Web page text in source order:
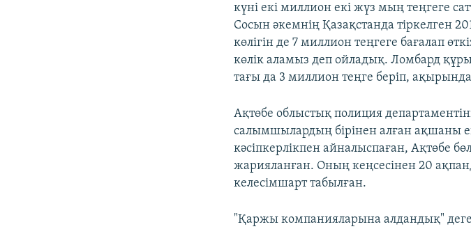
күні екі миллион екі жүз мың теңгеге
Сосын әкемнің Қазақстанда тіркелген
көлігін де 7 миллион теңгеге бағалап
көлік аламыз деп ойладық. Ломбард
тағы да 3 миллион теңге беріп,
Ақтөбе облыстық полиция
салымшылардың бірінен алған ақшаны
кәсіпкерлікпен айналыспаған, Ақтөбе
жарияланған. Оның кеңсесінен 20
келесімшарт табылған.
"Қаржы компанияларына алдандық"